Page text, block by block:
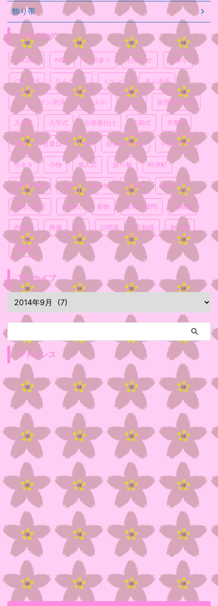
飾り帯
ブログタグ
BTC決済 NEM お宮参り お知らせ お祭り
つけ下げ なんとなく イベント ネム決済
ビットコイン決済 レンタル 七五三 仮想通貨決済
入園式 入学式 出張着付け 卒園式 卒業式
喪服 営業日 妊婦 妊婦の着付け 子供着付け
小ネタ 小物 成人式 振り袖 時津町
普段着着物 浴衣 留め袖 真面目 着付け
着付け教室 着崩れ 着物 素朴な疑問 結婚式
色無地 葬儀 袴 訪問着 豆知識 飾り帯
黒留袖
アーカイブ
アドセンス